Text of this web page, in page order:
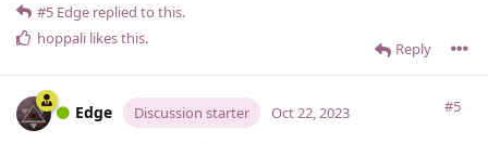
Reply
#5 Edge replied to this.
hoppali likes this.
Edge Discussion starter #5
Oct 22, 2023